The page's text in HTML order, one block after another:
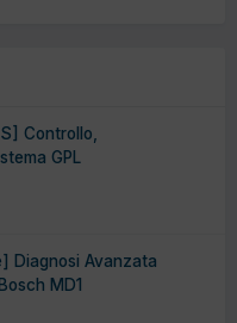
Controllo,
GPL
Diagnosi Avanzata
MD1